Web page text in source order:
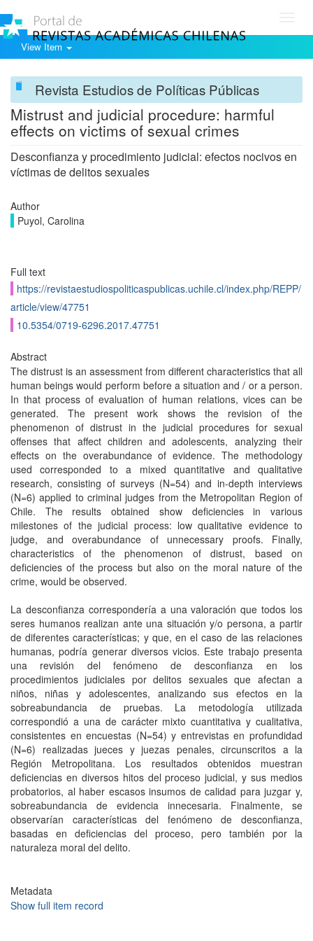
View Item
Revista Estudios de Políticas Públicas
Mistrust and judicial procedure: harmful
effects on victims of sexual crimes
Desconfianza y procedimiento judicial: efectos nocivos en
víctimas de delitos sexuales
Author
Puyol, Carolina
Full text
https://revistaestudiospoliticaspublicas.uchile.cl/index.php/REPP/
article/view/47751
10.5354/0719-6296.2017.47751
Abstract
The distrust is an assessment from different characteristics that all
human beings would perform before a situation and / or a person.
In that process of evaluation of human relations, vices can be
generated. The present work shows the revision of the
phenomenon of distrust in the judicial procedures for sexual
offenses that affect children and adolescents, analyzing their
effects on the overabundance of evidence. The methodology
used corresponded to a mixed quantitative and qualitative
research, consisting of surveys (N=54) and in-depth interviews
(N=6) applied to criminal judges from the Metropolitan Region of
Chile. The results obtained show deficiencies in various
milestones of the judicial process: low qualitative evidence to
judge, and overabundance of unnecessary proofs. Finally,
characteristics of the phenomenon of distrust, based on
deficiencies of the process but also on the moral nature of the
crime, would be observed.
La desconfianza correspondería a una valoración que todos los
seres humanos realizan ante una situación y/o persona, a partir
de diferentes características; y que, en el caso de las relaciones
humanas, podría generar diversos vicios. Este trabajo presenta
una revisión del fenómeno de desconfianza en los
procedimientos judiciales por delitos sexuales que afectan a
niños, niñas y adolescentes, analizando sus efectos en la
sobreabundancia de pruebas. La metodología utilizada
correspondió a una de carácter mixto cuantitativa y cualitativa,
consistentes en encuestas (N=54) y entrevistas en profundidad
(N=6) realizadas jueces y juezas penales, circunscritos a la
Región Metropolitana. Los resultados obtenidos muestran
deficiencias en diversos hitos del proceso judicial, y sus medios
probatorios, al haber escasos insumos de calidad para juzgar y,
sobreabundancia de evidencia innecesaria. Finalmente, se
observarían características del fenómeno de desconfianza,
basadas en deficiencias del proceso, pero también por la
naturaleza moral del delito.
Metadata
Show full item record